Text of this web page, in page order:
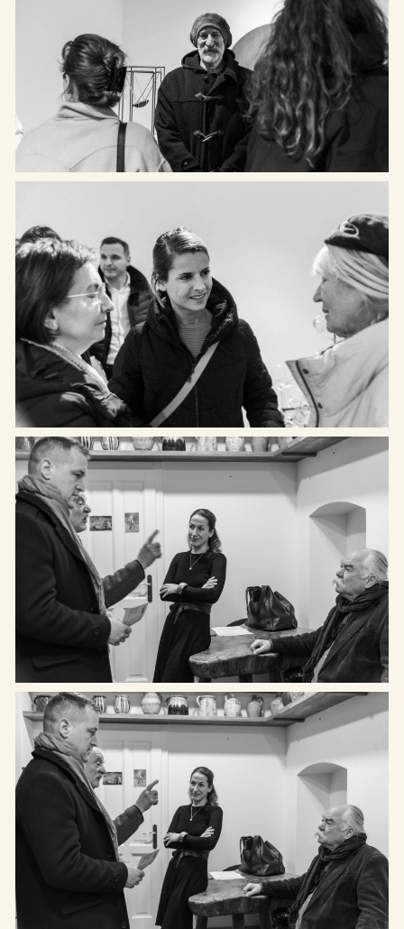
Cím: Etyek 2091, Magyar utca
65.
Telefon: +36 20 622-8123
Email: hello@etyekimuhely.hu
Kiállítások
Programok
Híreink
Együttműködő partnereink: Támogatóink:
Etyeki Műhely © Minden jog fenntartva – 2026